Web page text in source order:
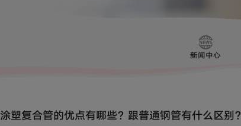
新闻中心
涂塑复合管的优点有哪些？跟普通钢管有什么区别？